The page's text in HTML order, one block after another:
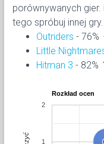
porównywanych
tego spróbuj innej gry.
Outriders - 76%
Little
Hitman 3 - 82%
Rozkład ocen
1
2